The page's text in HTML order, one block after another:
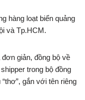
hàng loạt biển quảng
và Tp.HCM.
giản, đồng bộ về
trong bộ đồng
gắn với tên riêng